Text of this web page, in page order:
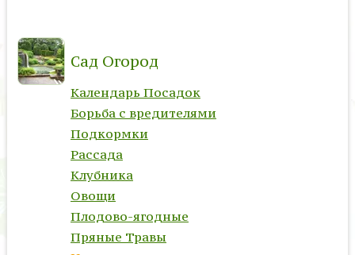
Сад Огород
Календарь Посадок
Борьба с вредителями
Подкормки
Рассада
Клубника
Овощи
Плодово-ягодные
Пряные Травы